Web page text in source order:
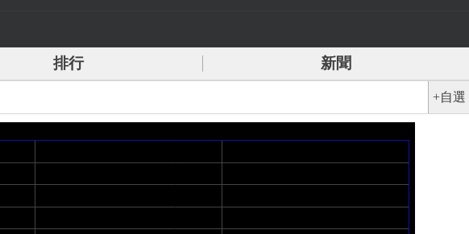
排行
新聞
+自選